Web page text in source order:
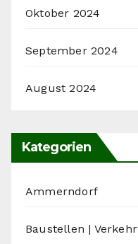
Oktober 2024
September 2024
August 2024
Kategorien
Ammerndorf
Baustellen | Verkehr